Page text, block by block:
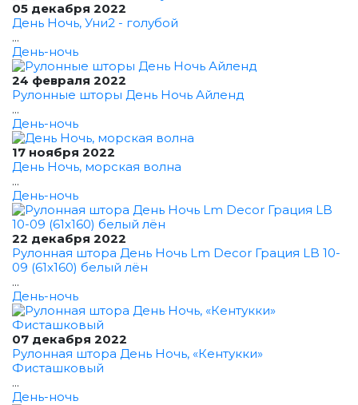
05 декабря 2022
День Ночь, Уни2 - голубой
...
День-ночь
24 февраля 2022
Рулонные шторы День Ночь Айленд
...
День-ночь
17 ноября 2022
День Ночь, морская волна
...
День-ночь
22 декабря 2022
Рулонная штора День Ночь Lm Decor Грация LB 10-
09 (61x160) белый лён
...
День-ночь
07 декабря 2022
Рулонная штора День Ночь, «Кентукки»
Фисташковый
...
День-ночь